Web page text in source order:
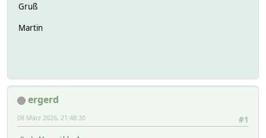
Gruß
Martin
ergerd
#1
08 März 2026, 21:48:30